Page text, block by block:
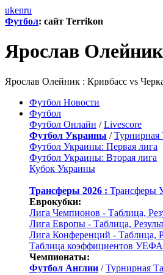
ukenru
Футбол: сайт Terrikon
Ярослав
Ярослав Олейник : Кривбасс vs
Футбол Новости
Футбол
Футбол Онлайн /Livescore
Футбол Украины /Турнирная
Футбол Украины: Первая лига
Футбол Украины: Вторая лига
Кубок Украины
Трансферы 2026 : Трансферы
Еврокубки:
Лига Чемпионов - Таблица,
Лига Европы - Таблица,
Лига Конференций - Таблица,
Таблица коэффициентов УЕФА
Чемпионаты:
Футбол Англии /Турнирная